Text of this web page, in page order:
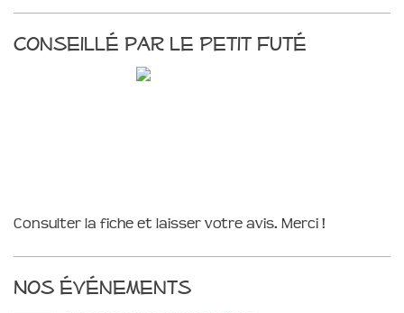
Conseillé par le Petit Futé
Consulter la fiche et laisser votre avis. Merci !
Nos événements